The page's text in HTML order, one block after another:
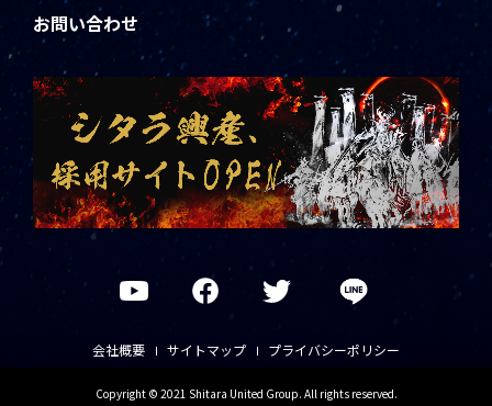
お問い合わせ
会社概要 サイトマップ プライバシーポリシー
Copyright © 2021 Shitara United Group. All rights reserved.